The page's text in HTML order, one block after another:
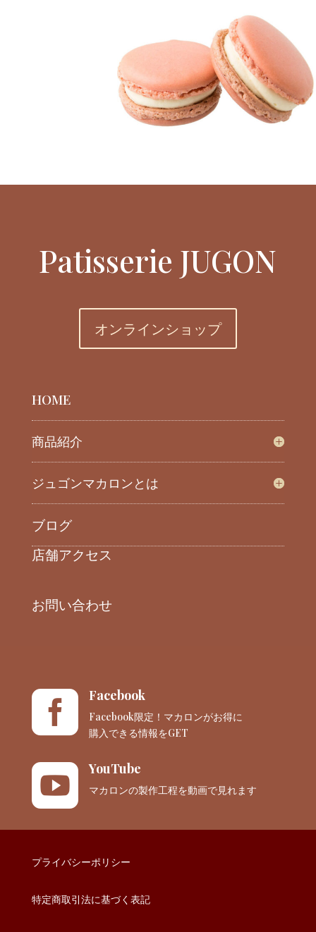
Patisserie JUGON
オンラインショップ
HOME
商品紹介
ジュゴンマカロンとは
ブログ
店舗アクセス
お問い合わせ
 Facebook
Facebook限定！マカロンがお得に
購入できる情報をGET
 YouTube
マカロンの製作工程を動画で見れます
プライバシーポリシー
特定商取引法に基づく表記